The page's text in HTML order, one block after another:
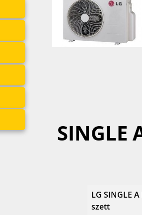
SINGLE
LG SINGLE
szett